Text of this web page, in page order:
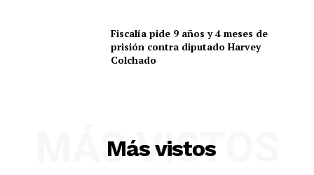
Fiscalía pide 9 años y 4 meses de
prisión contra diputado Harvey
Colchado
Más vistos
MÁS VISTOS